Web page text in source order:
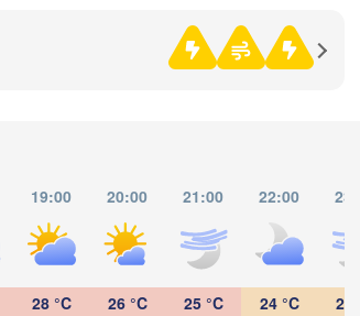
19:00 20:00 21:00 22:00
28 °C
26 °C
25 °C
24 °C
23
(Aktobe)